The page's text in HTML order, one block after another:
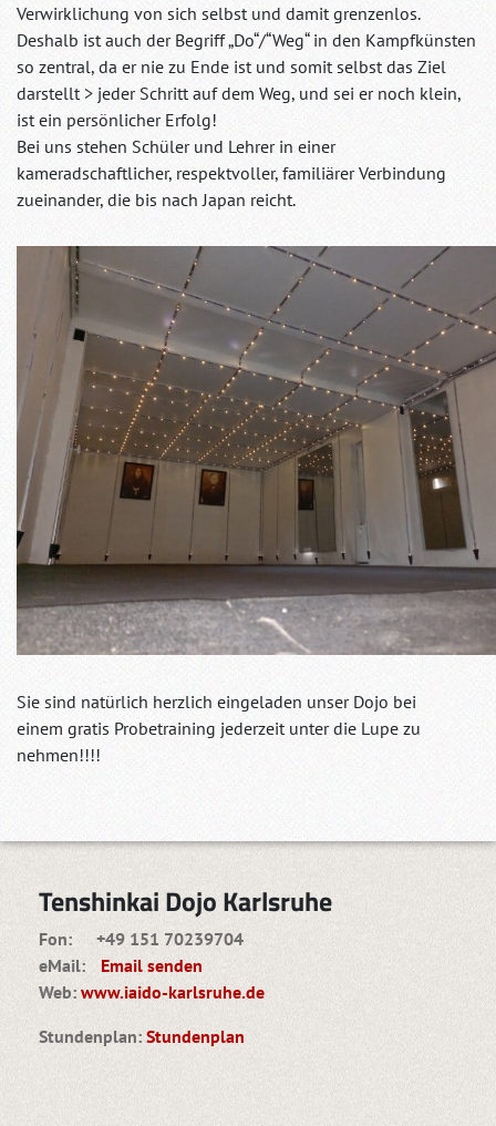
Verwirklichung von sich selbst und damit grenzenlos.
Deshalb ist auch der Begriff „Do“/“Weg“ in den Kampfkünsten
so zentral, da er nie zu Ende ist und somit selbst das Ziel
darstellt > jeder Schritt auf dem Weg, und sei er noch klein,
ist ein persönlicher Erfolg!
Bei uns stehen Schüler und Lehrer in einer
kameradschaftlicher, respektvoller, familiärer Verbindung
zueinander, die bis nach Japan reicht.
Sie sind natürlich herzlich eingeladen unser Dojo bei
einem gratis Probetraining jederzeit unter die Lupe zu
nehmen!!!!
Tenshinkai Dojo Karlsruhe
Fon: +49 151 70239704
eMail: Email senden
Web: www.iaido-karlsruhe.de
Stundenplan: Stundenplan